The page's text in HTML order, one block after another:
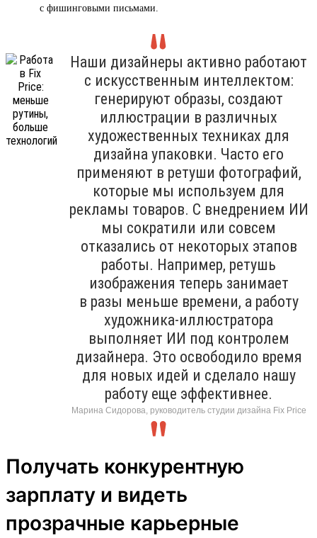
с фишинговыми письмами.
Наши дизайнеры активно работают
с искусственным интеллектом:
генерируют образы, создают
иллюстрации в различных
художественных техниках для
дизайна упаковки. Часто его
применяют в ретуши фотографий,
которые мы используем для
рекламы товаров. С внедрением ИИ
мы сократили или совсем
отказались от некоторых этапов
работы. Например, ретушь
изображения теперь занимает
в разы меньше времени, а работу
художника-иллюстратора
выполняет ИИ под контролем
дизайнера. Это освободило время
для новых идей и сделало нашу
работу еще эффективнее.
Марина Сидорова, руководитель студии дизайна Fix Price
Получать конкурентную
зарплату и видеть
прозрачные карьерные